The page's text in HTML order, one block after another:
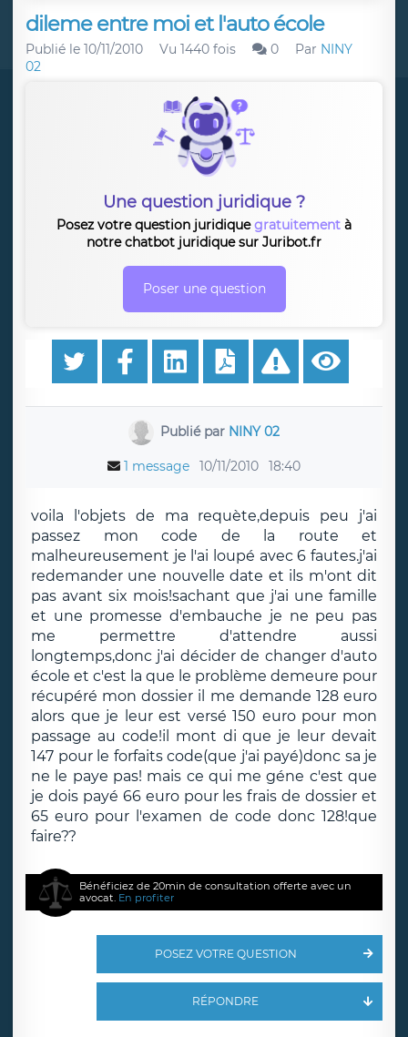
dileme entre moi et l'auto école
Publié le 10/11/2010 Vu 1440 fois 0 Par NINY
02
Une question juridique ?
Posez votre question juridiquegratuitement à
notre chatbot juridique sur Juribot.fr
Poser une question
Publié par NINY 02
1 message 10/11/2010 18:40
voila l'objets de ma requète,depuis peu j'ai
passez mon code de la route et
malheureusement je l'ai loupé avec 6 fautes.j'ai
redemander une nouvelle date et ils m'ont dit
pas avant six mois!sachant que j'ai une famille
et une promesse d'embauche je ne peu pas
me permettre d'attendre aussi
longtemps,donc j'ai décider de changer d'auto
école et c'est la que le problème demeure pour
récupéré mon dossier il me demande 128 euro
alors que je leur est versé 150 euro pour mon
passage au code!il mont di que je leur devait
147 pour le forfaits code(que j'ai payé)donc sa je
ne le paye pas! mais ce qui me géne c'est que
je dois payé 66 euro pour les frais de dossier et
65 euro pour l'examen de code donc 128!que
faire??
Bénéficiez de 20min de consultation offerte avec un
avocat. En profiter
POSEZ VOTRE QUESTION
RÉPONDRE